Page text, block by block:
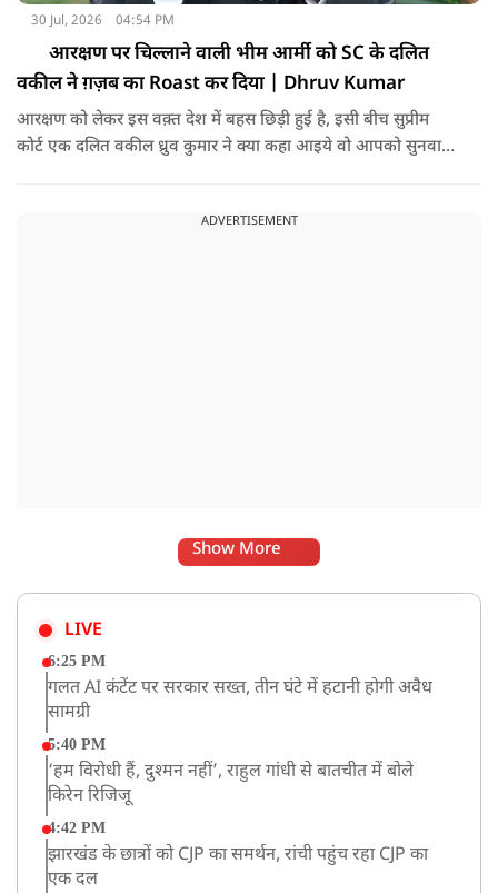
30 Jul, 2026 04:54 PM
आरक्षण पर चिल्लाने वाली भीम आर्मी को SC के दलित
वकील ने ग़ज़ब का Roast कर दिया | Dhruv Kumar
आरक्षण को लेकर इस वक़्त देश में बहस छिड़ी हुई है, इसी बीच सुप्रीम
कोर्ट एक दलित वकील ध्रुव कुमार ने क्या कहा आइये वो आपको सुनवाते
ADVERTISEMENT
Show More
LIVE
6:25 PM
गलत AI कंटेंट पर सरकार सख्त, तीन घंटे में हटानी होगी अवैध
सामग्री
5:40 PM
‘हम विरोधी हैं, दुश्मन नहीं’, राहुल गांधी से बातचीत में बोले
किरेन रिजिजू
4:42 PM
झारखंड के छात्रों को CJP का समर्थन, रांची पहुंच रहा CJP का
एक दल